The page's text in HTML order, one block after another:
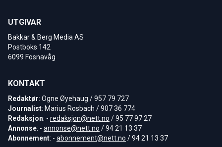
UTGIVAR
Bakkar & Berg Media AS
Postboks 142
6099 Fosnavåg
KONTAKT
Redaktør: Ogne Øyehaug / 957 79 727
Journalist: Marius Rosbach / 907 36 774
Redaksjon: - redaksjon@nett.no / 95 77 97 27
Annonse: - annonse@nett.no / 94 21 13 37
Abonnement: - abonnement@nett.no / 94 21 13 37